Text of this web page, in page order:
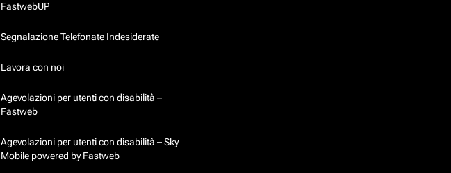
FastwebUP
Segnalazione Telefonate Indesiderate
Lavora con noi
Agevolazioni per utenti con disabilità –
Fastweb
Agevolazioni per utenti con disabilità – Sky
Mobile powered by Fastweb